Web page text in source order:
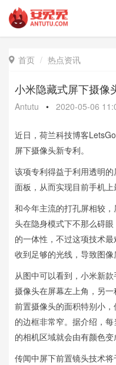
 首页 热点资讯
小米隐藏式屏下摄像
Antutu • 2020-05-06
近日，荷兰科技博客
屏下摄像头新专利。
该项专利得益于利用透明
面板，从而实现目前手机上
和今年主流的打孔屏相较
头在隐身模式下不那么碍
的一体性，不过这项技术
收到足够的光线，导致图像
从图中可以看到，小米新
摄像头在屏幕左上角，另
前置摄像头的面积特别小
的边框非常窄。据介绍，
的相机区域就会由有颜色变
传闻中屏下前置镜头技术